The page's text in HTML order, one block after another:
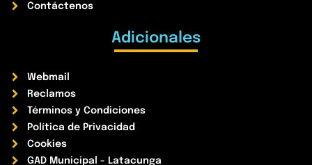
Contáctenos
Adicionales
Webmail
Reclamos
Términos y Condiciones
Política de Privacidad
Cookies
GAD Municipal - Latacunga